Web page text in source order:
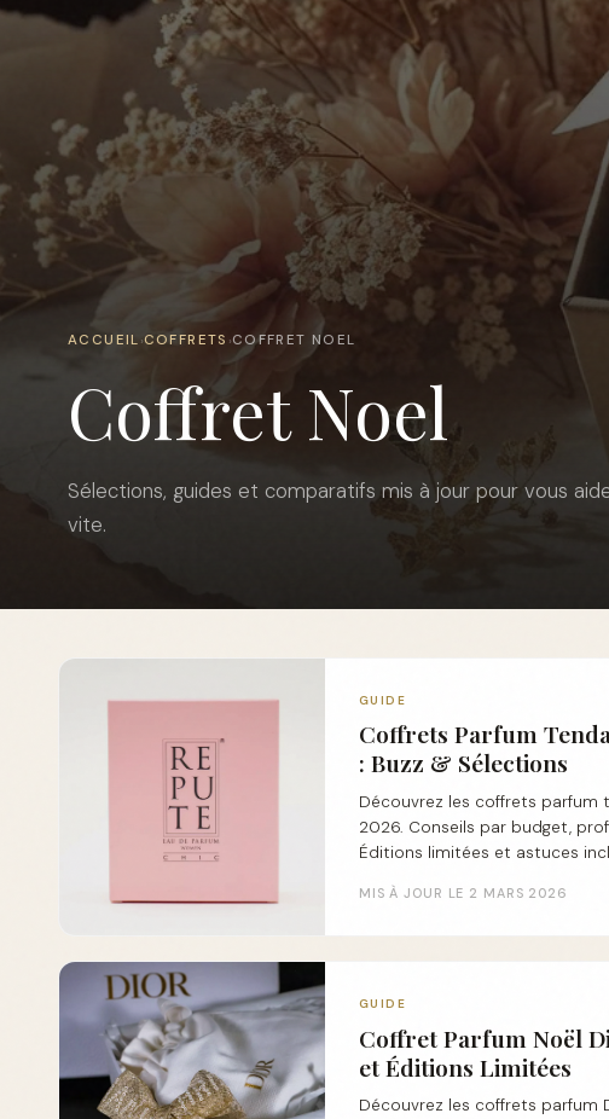
ACCUEIL ›COFFRETS ›COFFRET NOEL
Coffret Noel
Sélections, guides et comparatifs mis à jour pour vous
vite.
GUIDE
Coffrets Parfum
: Buzz & Sélections
Découvrez les coffrets parfum
2026. Conseils par budget,
Éditions limitées et astuces
MIS À JOUR LE 2 MARS 2026
GUIDE
Coffret Parfum Noël
et Éditions Limitées
Découvrez les coffrets parfum